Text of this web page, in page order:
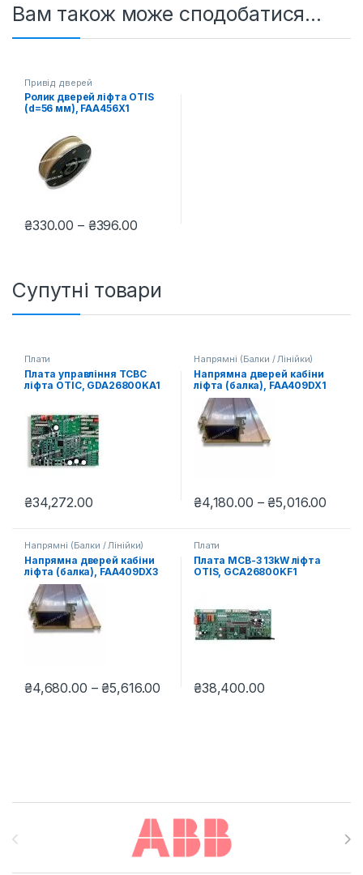
Вам також може сподобатися…
Привід дверей
Ролик дверей ліфта OTIS
(d=56 мм), FAA456X1
₴330.00 – ₴396.00Діапазон цін: від ₴330.00 до
Цей товар має кілька варіантів. Параметри можна вибрати
Супутні товари
Плати
Плата управління TCBC
ліфта ОТІС, GDA26800KA1
₴34,272.00
Напрямні (Балки / Лінійки)
Напрямна дверей кабіни
ліфта (балка), FAA409DX1
₴4,180.00 – ₴5,016.00
Цей товар має кілька
Напрямні (Балки / Лінійки)
Напрямна дверей кабіни
ліфта (балка), FAA409DX3
₴4,680.00 – ₴5,616.00 Діапазон цін: від ₴4,680.00 до
Цей товар має кілька варіантів. Параметри можна вибрати
Плати
Плата MCB-3 13kW ліфта
OTIS, GCA26800KF1
₴38,400.00
Brands Carousel